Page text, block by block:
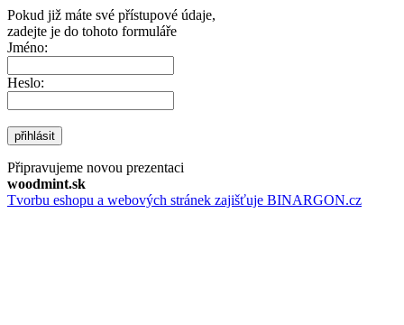
Pokud již máte své přístupové údaje,
zadejte je do tohoto formuláře
Jméno:
Heslo:
přihlásit
Připravujeme novou prezentaci
woodmint.sk
Tvorbu eshopu a webových stránek zajišťuje BINARGON.cz